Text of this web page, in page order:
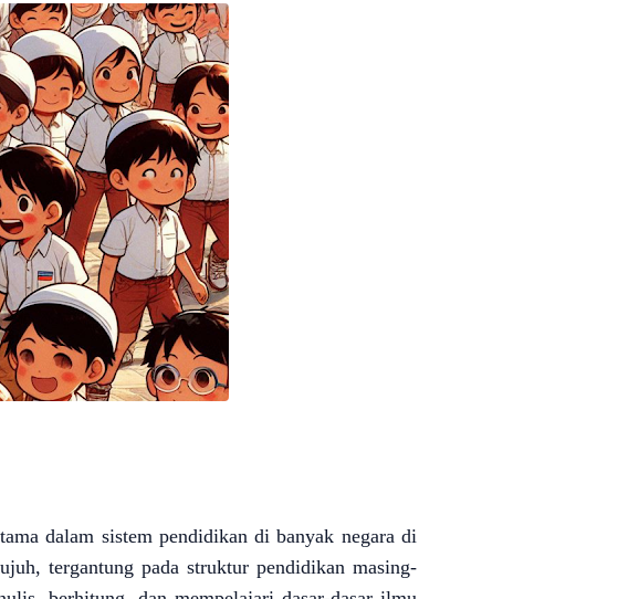
dalam sistem pendidikan di banyak negara di
tergantung pada struktur pendidikan masing-